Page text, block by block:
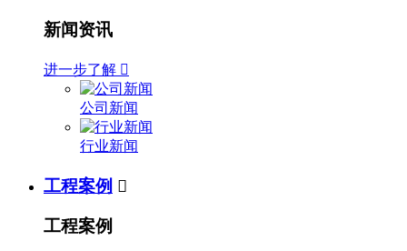
新闻资讯
进一步了解 
公司新闻
行业新闻
工程案例 
工程案例